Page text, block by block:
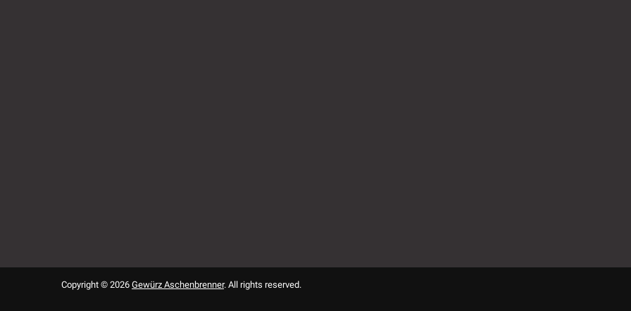
Copyright © 2026 Gewürz Aschenbrenner. All rights reserved.